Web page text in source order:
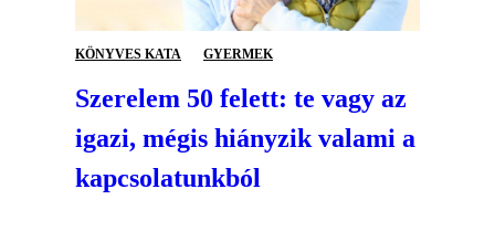
KÖNYVES KATA GYERMEK
Szerelem 50 felett: te vagy az
igazi, mégis hiányzik valami a
kapcsolatunkból